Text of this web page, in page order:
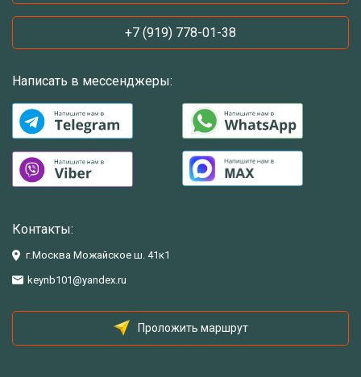
+7 (919) 778-01-38
Написать в мессенджеры:
Контакты:
г.Москва Можайское ш. 41к1
keynb101@yandex.ru
Проложить маршрут